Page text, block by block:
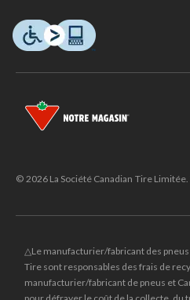
© 2026 La Société Canadian Tire
△Le manufacturier/fabricant des
Tire sont responsables des frais de
manufacturier/fabricant de pneus et